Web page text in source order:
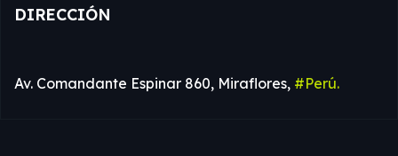
DIRECCIÓN
Av. Comandante Espinar 860, Miraflores, #Perú.